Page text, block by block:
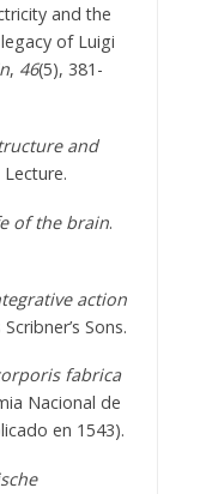
and the
of Luigi
, 46(5), 381-
and
of the brain.
action
Sons.
fabrica
Nacional de
en 1543).